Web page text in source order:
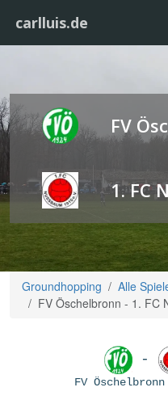
carlluis.de
FV
1. FC
Groundhopping
Alle
FV Öschelbronn - 1. FC
-
FV Öschelbronn